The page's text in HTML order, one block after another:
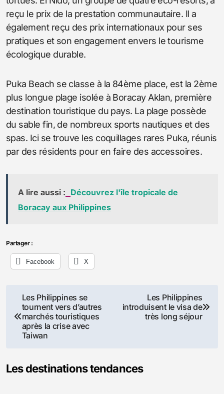
reçu le prix de la prestation communautaire. Il a
également reçu des prix internationaux pour ses
pratiques et son engagement envers le tourisme
écologique durable.
Puka Beach se classe à la 84ème place, est la 2ème
plus longue plage isolée à Boracay Aklan, première
destination touristique du pays. La plage possède
du sable fin, de nombreux sports nautiques et des
spas. Ici se trouve les coquillages rares Puka, réunis
par des résidents pour en faire des accessoires.
A lire aussi : Découvrez l'île tropicale de
Boracay aux Philippines
Partager :
Facebook X
Navigation
de
l’article
Les Philippines se
tournent vers d’autres
marchés touristiques
après la crise avec
Taiwan
Les Philippines
introduisent le visa de
très long séjour
Les destinations tendances